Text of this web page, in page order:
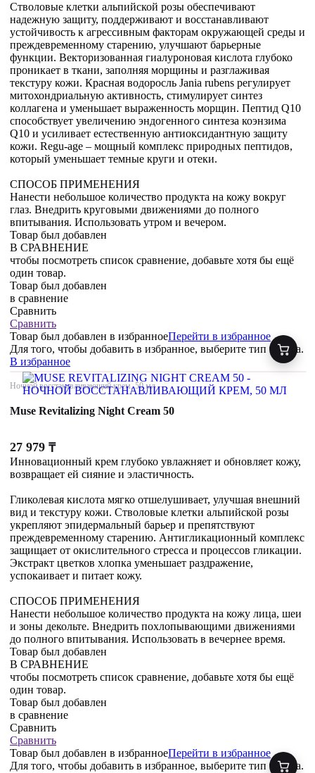
Стволовые клетки альпийской розы обеспечивают
надежную защиту, поддерживают и восстанавливают
устойчивость к агрессивным факторам окружающей среды и
преждевременному старению, улучшают барьерные
функции. Векторизованная гиалуроновая кислота глубоко
проникает в ткани, заполняя морщины и разглаживая
текстуру кожи. Красная водоросль Jania rubens регулирует
митохондриальную активность, стимулирует синтез
коллагена и уменьшает выраженность морщин. Пептид Q10
способствует увеличению эндогенного синтеза коэнзима
Q10 и усиливает естественную антиоксидантную защиту
кожи. Regu-age – мощный комплекс природных пептидов,
который уменьшает темные круги и отеки.
СПОСОБ ПРИМЕНЕНИЯ
Нанести небольшое количество продукта на кожу вокруг
глаз. Внедрить круговыми движениями до полного
впитывания. Использовать утром и вечером.
Товар был добавлен
В СРАВНЕНИЕ
чтобы посмотреть список сравнение, добавьте хотя бы ещё
один товар.
Товар был добавлен
в сравнение
Сравнить
Сравнить
Товар был добавлен в избранноеПерейти в избранное
Для того, чтобы добавить в избранное, выберите тип товара.
В избранное
Ночной восстанавливающий крем, 50 мл
Muse Revitalizing Night Cream 50
27 979 ₸
Инновационный крем глубоко увлажняет и обновляет кожу,
возвращает ей сияние и эластичность.
Гликолевая кислота мягко отшелушивает, улучшая внешний
вид и текстуру кожи. Стволовые клетки альпийской розы
укрепляют эпидермальный барьер и препятствуют
преждевременному старению. Антигликационный комплекс
защищает от окислительного стресса и процессов гликации.
Экстракт цветков хлопка уменьшает раздражение,
успокаивает и питает кожу.
СПОСОБ ПРИМЕНЕНИЯ
Нанести небольшое количество продукта на кожу лица, шеи
и зоны декольте. Внедрить похлопывающими движениями
до полного впитывания. Использовать в вечернее время.
Товар был добавлен
В СРАВНЕНИЕ
чтобы посмотреть список сравнение, добавьте хотя бы ещё
один товар.
Товар был добавлен
в сравнение
Сравнить
Сравнить
Товар был добавлен в избранноеПерейти в избранное
Для того, чтобы добавить в избранное, выберите тип товара.